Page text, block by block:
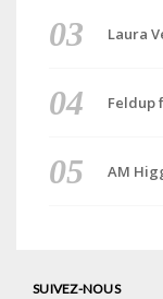
Laura
Feldup
AM
SUIVEZ-NOUS